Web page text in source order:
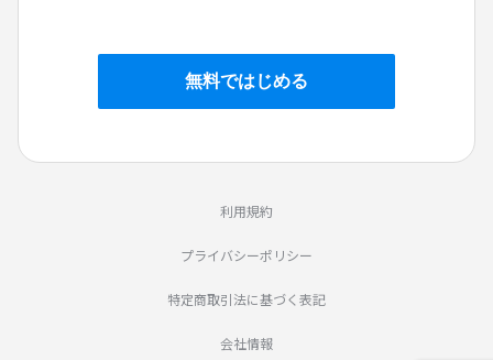
利用規約
プライバシーポリシー
特定商取引法に基づく表記
会社情報